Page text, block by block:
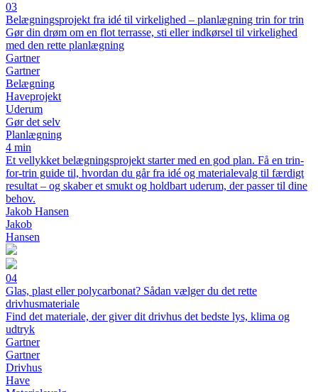
03
Belægningsprojekt fra idé til virkelighed – planlægning trin for trin
Gør din drøm om en flot terrasse, sti eller indkørsel til virkelighed
med den rette planlægning
Gartner
Gartner
Belægning
Haveprojekt
Uderum
Gør det selv
Planlægning
4 min
Et vellykket belægningsprojekt starter med en god plan. Få en trin-
for-trin guide til, hvordan du går fra idé og materialevalg til færdigt
resultat – og skaber et smukt og holdbart uderum, der passer til dine
behov.
Jakob Hansen
Jakob
Hansen
04
Glas, plast eller polycarbonat? Sådan vælger du det rette
drivhusmateriale
Find det materiale, der giver dit drivhus det bedste lys, klima og
udtryk
Gartner
Gartner
Drivhus
Have